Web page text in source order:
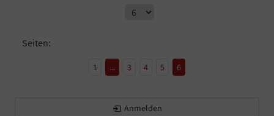
Seiten:
1 ... 3 4 5 6
Anmelden